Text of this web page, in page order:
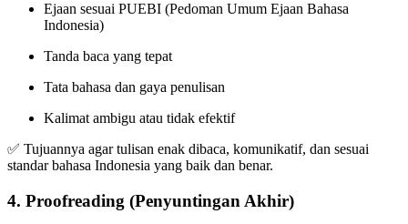
Ejaan sesuai PUEBI (Pedoman Umum Ejaan Bahasa
Indonesia)
Tanda baca yang tepat
Tata bahasa dan gaya penulisan
Kalimat ambigu atau tidak efektif
✅ Tujuannya agar tulisan enak dibaca, komunikatif, dan sesuai
standar bahasa Indonesia yang baik dan benar.
4. Proofreading (Penyuntingan Akhir)